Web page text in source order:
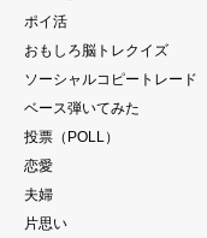
ポイ活
おもしろ脳トレクイズ
ソーシャルコピートレード
ベース弾いてみた
投票（POLL）
恋愛
夫婦
片思い